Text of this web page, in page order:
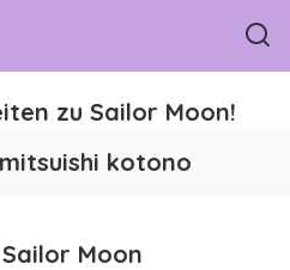
zu Sailor Moon!
mitsuishi kotono
Moon